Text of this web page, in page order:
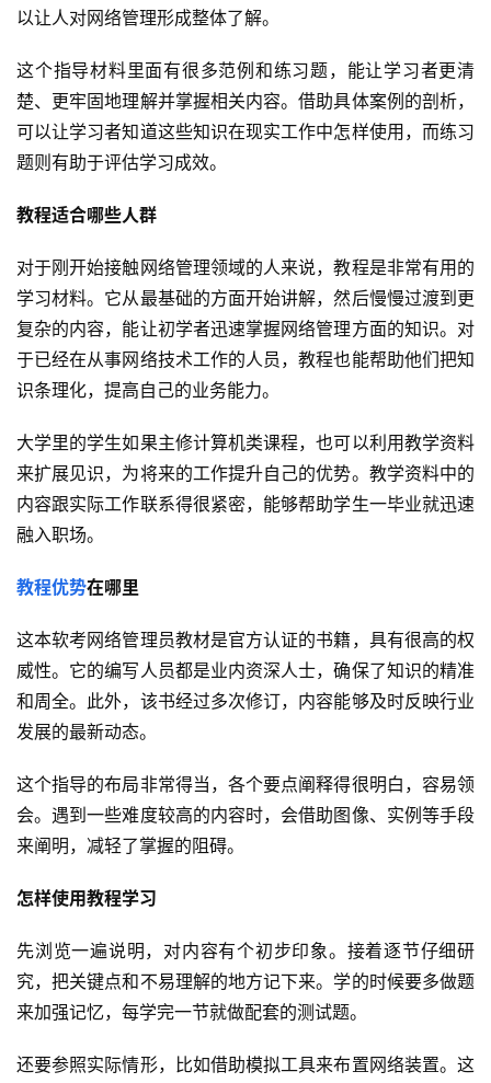
以让人对网络管理形成整体了解。
这个指导材料里面有很多范例和练习题，能让学习者更清
楚、更牢固地理解并掌握相关内容。借助具体案例的剖析，
可以让学习者知道这些知识在现实工作中怎样使用，而练习
题则有助于评估学习成效。
教程适合哪些人群
对于刚开始接触网络管理领域的人来说，教程是非常有用的
学习材料。它从最基础的方面开始讲解，然后慢慢过渡到更
复杂的内容，能让初学者迅速掌握网络管理方面的知识。对
于已经在从事网络技术工作的人员，教程也能帮助他们把知
识条理化，提高自己的业务能力。
大学里的学生如果主修计算机类课程，也可以利用教学资料
来扩展见识，为将来的工作提升自己的优势。教学资料中的
内容跟实际工作联系得很紧密，能够帮助学生一毕业就迅速
融入职场。
教程优势在哪里
这本软考网络管理员教材是官方认证的书籍，具有很高的权
威性。它的编写人员都是业内资深人士，确保了知识的精准
和周全。此外，该书经过多次修订，内容能够及时反映行业
发展的最新动态。
这个指导的布局非常得当，各个要点阐释得很明白，容易领
会。遇到一些难度较高的内容时，会借助图像、实例等手段
来阐明，减轻了掌握的阻碍。
怎样使用教程学习
先浏览一遍说明，对内容有个初步印象。接着逐节仔细研
究，把关键点和不易理解的地方记下来。学的时候要多做题
来加强记忆，每学完一节就做配套的测试题。
还要参照实际情形，比如借助模拟工具来布置网络装置。这